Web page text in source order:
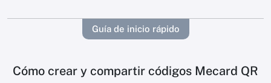
Guía de inicio rápido
Cómo crear y compartir códigos Mecard QR